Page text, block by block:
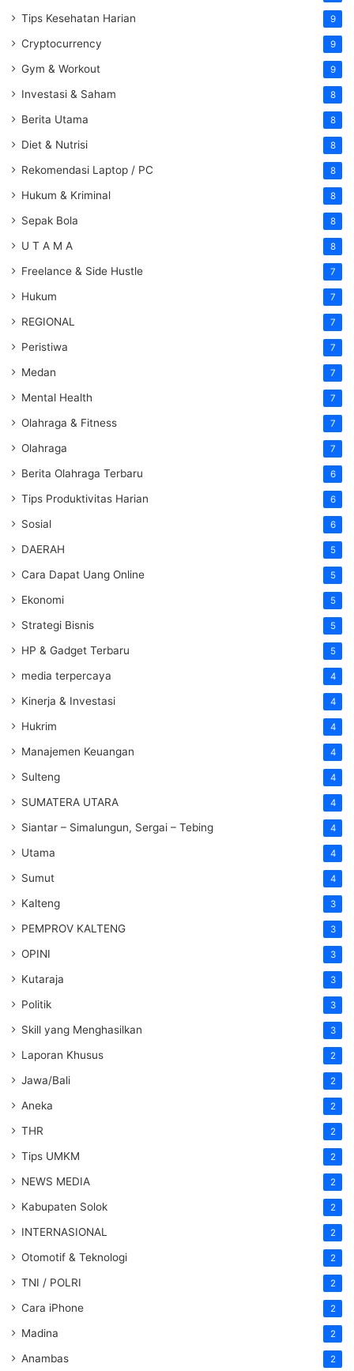
Tips Kesehatan Harian 9
Cryptocurrency 9
Gym & Workout 9
Investasi & Saham 8
Berita Utama 8
Diet & Nutrisi 8
Rekomendasi Laptop / PC 8
Hukum & Kriminal 8
Sepak Bola 8
U T A M A 8
Freelance & Side Hustle 7
Hukum 7
REGIONAL 7
Peristiwa 7
Medan 7
Mental Health 7
Olahraga & Fitness 7
Olahraga 7
Berita Olahraga Terbaru 6
Tips Produktivitas Harian 6
Sosial 6
DAERAH 5
Cara Dapat Uang Online 5
Ekonomi 5
Strategi Bisnis 5
HP & Gadget Terbaru 5
media terpercaya 4
Kinerja & Investasi 4
Hukrim 4
Manajemen Keuangan 4
Sulteng 4
SUMATERA UTARA 4
Siantar – Simalungun, Sergai – Tebing 4
Utama 4
Sumut 4
Kalteng 3
PEMPROV KALTENG 3
OPINI 3
Kutaraja 3
Politik 3
Skill yang Menghasilkan 3
Laporan Khusus 2
Jawa/Bali 2
Aneka 2
THR 2
Tips UMKM 2
NEWS MEDIA 2
Kabupaten Solok 2
INTERNASIONAL 2
Otomotif & Teknologi 2
TNI / POLRI 2
Cara iPhone 2
Madina 2
Anambas 2